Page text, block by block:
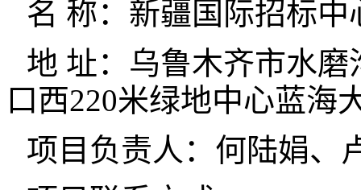
名 称：新疆国际招标中
地 址：乌鲁木齐市水
口西220米绿地中心蓝海
项目负责人：何陆娟、